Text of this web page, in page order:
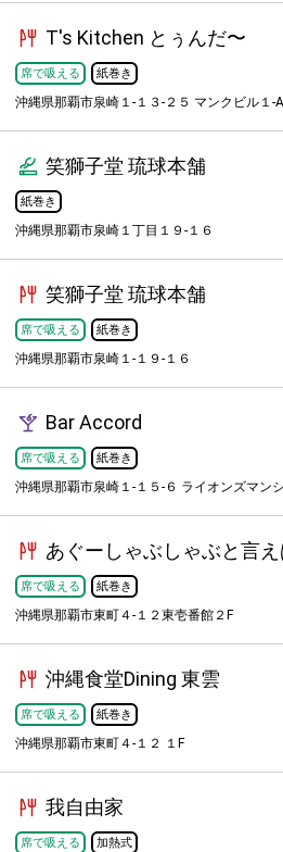
T's Kitchen とぅんだ〜
席で吸える 紙巻き
沖縄県那覇市泉崎１-１３-２５ マンクビル１-A
笑獅子堂 琉球本舗
紙巻き
沖縄県那覇市泉崎１丁目１９-１６
笑獅子堂 琉球本舗
席で吸える 紙巻き
沖縄県那覇市泉崎１-１９-１６
Bar Accord
席で吸える 紙巻き
沖縄県那覇市泉崎１-１５-６ ライオンズマン
あぐーしゃぶしゃぶと言
席で吸える 紙巻き
沖縄県那覇市東町４-１２東壱番館２F
沖縄食堂Dining 東雲
席で吸える 紙巻き
沖縄県那覇市東町４-１２ １F
我自由家
席で吸える 加熱式